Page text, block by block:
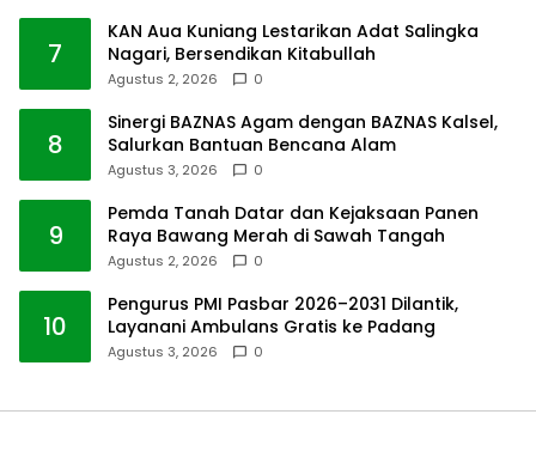
7
KAN Aua Kuniang Lestarikan Adat Salingka
Nagari, Bersendikan Kitabullah
Agustus 2, 2026 0
8
Sinergi BAZNAS Agam dengan BAZNAS Kalsel,
Salurkan Bantuan Bencana Alam
Agustus 3, 2026 0
9
Pemda Tanah Datar dan Kejaksaan Panen
Raya Bawang Merah di Sawah Tangah
Agustus 2, 2026 0
10
Pengurus PMI Pasbar 2026–2031 Dilantik,
Layanani Ambulans Gratis ke Padang
Agustus 3, 2026 0